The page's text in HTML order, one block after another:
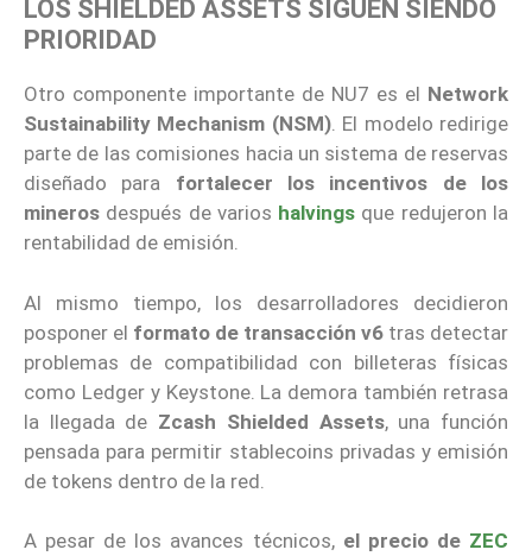
LOS SHIELDED ASSETS SIGUEN SIENDO
PRIORIDAD
Otro componente importante de NU7 es el Network
Sustainability Mechanism (NSM). El modelo redirige
parte de las comisiones hacia un sistema de reservas
diseñado para fortalecer los incentivos de los
mineros después de varios halvings que redujeron la
rentabilidad de emisión.
Al mismo tiempo, los desarrolladores decidieron
posponer el formato de transacción v6 tras detectar
problemas de compatibilidad con billeteras físicas
como Ledger y Keystone. La demora también retrasa
la llegada de Zcash Shielded Assets, una función
pensada para permitir stablecoins privadas y emisión
de tokens dentro de la red.
A pesar de los avances técnicos, el precio de ZEC